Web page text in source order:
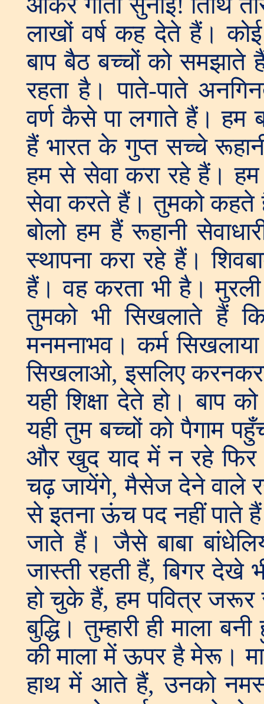
आकर गीता सुनाई! तिथि
लाखों वर्ष कह देते हैं।
बाप बैठ बच्चों को समझाते
रहता है। पाते-पाते
वर्ण कैसे पा लगाते हैं। हम
हैं भारत के गुप्त सच्चे
हम से सेवा करा रहे हैं। हम
सेवा करते हैं। तुमको कहते
बोलो हम हैं रूहानी
स्थापना करा रहे हैं।
हैं। वह करता भी है।
तुमको भी सिखलाते हैं
मनमनाभव। कर्म
सिखलाओ, इसलिए
यही शिक्षा देते हो। बाप
यही तुम बच्चों को पैगाम
और खुद याद में न रहे फिर
चढ़ जायेंगे, मैसेज देने वाले
से इतना ऊंच पद नहीं पाते
जाते हैं। जैसे बाबा
जास्ती रहती हैं, बिगर देखे
हो चुके हैं, हम पवित्र जरूर
बुद्धि। तुम्हारी ही माला
की माला में ऊपर है मेरू।
हाथ में आते हैं, उनको